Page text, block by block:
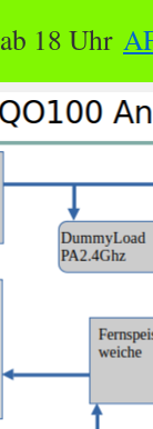
18 Uhr